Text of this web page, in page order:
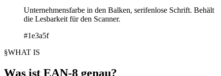
Unternehmensfarbe in den Balken, serifenlose Schrift. Behält
die Lesbarkeit für den Scanner.
#1e3a5f
§WHAT IS
Was ist EAN-8 genau?